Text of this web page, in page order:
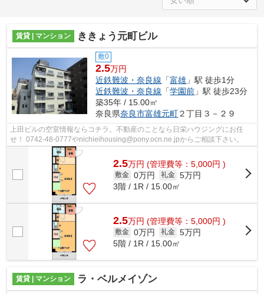
賃貸 | マンション ききょう元町ビル
敷0
2.5万円
近鉄難波・奈良線 「富雄 」駅 徒歩1分
近鉄難波・奈良線 「学園前 」駅 徒歩23分
築35年 / 15.00㎡
奈良県奈良市富雄元町２丁目３－２９
上田ビルの空室情報ならコチラ。不動産のことなら日栄ハウジングにお任
せ！ 0742-48-0777やnichieihousing@pony.ocn.ne.jpからご相談下さい。
2.5万円 (管理費等：5,000円 )
敷金 0万円 礼金 5万円
3階 / 1R / 15.00㎡
2.5万円 (管理費等：5,000円 )
敷金 0万円 礼金 5万円
5階 / 1R / 15.00㎡
賃貸 | マンション ラ・ベルメイゾン